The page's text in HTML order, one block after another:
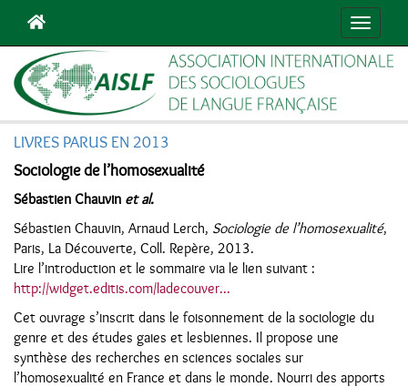
LIVRES PARUS EN 2013
Sociologie de l’homosexualité
Sébastien Chauvin et al.
Sébastien Chauvin, Arnaud Lerch, Sociologie de l’homosexualité,
Paris, La Découverte, Coll. Repère, 2013.
Lire l’introduction et le sommaire via le lien suivant :
http://widget.editis.com/ladecouver...
Cet ouvrage s’inscrit dans le foisonnement de la sociologie du
genre et des études gaies et lesbiennes. Il propose une
synthèse des recherches en sciences sociales sur
l’homosexualité en France et dans le monde. Nourri des apports